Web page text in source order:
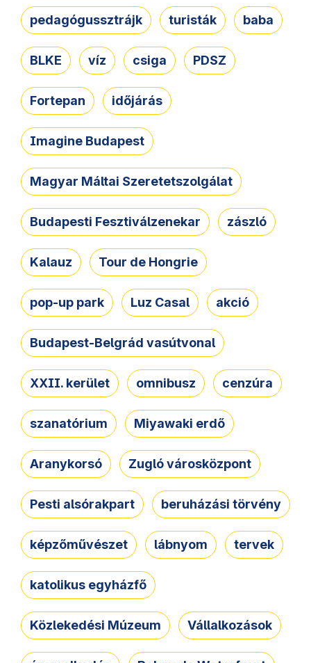
pedagógussztrájk turisták baba
BLKE víz csiga PDSZ
Fortepan időjárás
Imagine Budapest
Magyar Máltai Szeretetszolgálat
Budapesti Fesztiválzenekar zászló
Kalauz Tour de Hongrie
pop-up park Luz Casal akció
Budapest-Belgrád vasútvonal
XXII. kerület omnibusz cenzúra
szanatórium Miyawaki erdő
Aranykorsó Zugló városközpont
Pesti alsórakpart beruházási törvény
képzőművészet lábnyom tervek
katolikus egyházfő
Közlekedési Múzeum Vállalkozások